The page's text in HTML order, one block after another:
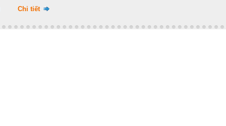
Chi tiết